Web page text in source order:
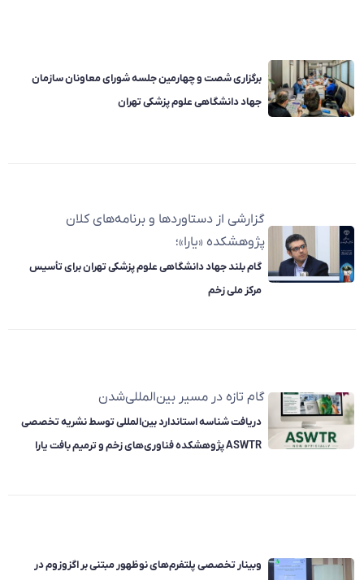
برگزاری شصت و چهارمین جلسه شورای معاونان سازمان
جهاد دانشگاهی علوم پزشکی تهران
گزارشی از دستاوردها و برنامه‌های کلان
پژوهشکده «یارا»؛
گام بلند جهاد دانشگاهی علوم پزشکی تهران برای تأسیس
مرکز ملی زخم
گام تازه در مسیر بین‌المللی‌شدن
دریافت شناسه استاندارد بین‌المللی توسط نشریه تخصصی
ASWTR پژوهشکده فناوری‌های زخم و ترمیم بافت یارا
وبینار تخصصی پلتفرم‌های نوظهور مبتنی بر اگزوزوم در